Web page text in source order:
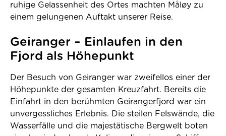
ruhige Gelassenheit des Ortes machten Måløy zu
einem gelungenen Auftakt unserer Reise.
Geiranger – Einlaufen in den
Fjord als Höhepunkt
Der Besuch von Geiranger war zweifellos einer der
Höhepunkte der gesamten Kreuzfahrt. Bereits die
Einfahrt in den berühmten Geirangerfjord war ein
unvergessliches Erlebnis. Die steilen Felswände, die
Wasserfälle und die majestätische Bergwelt boten